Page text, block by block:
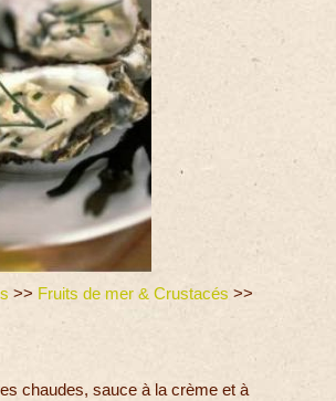
>> Fruits de mer & Crustacés >>
chaudes, sauce à la crème et à